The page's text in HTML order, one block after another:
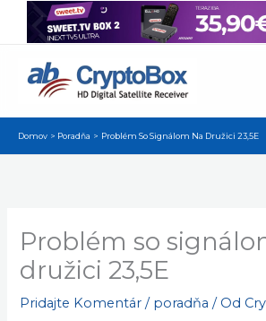
Preskočiť
Domov Poradňa Problém So Signálom Na Družici 23,5E
Problém so
družici 23,5E
Pridajte Komentár / poradňa / Od